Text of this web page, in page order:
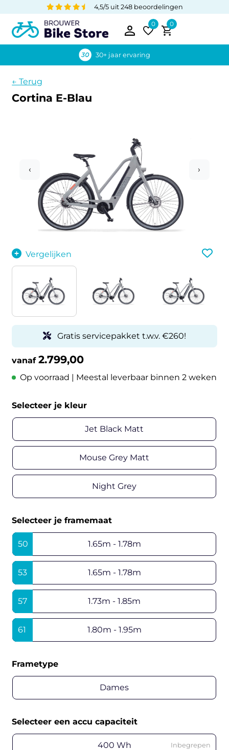
4,5/5 uit 248 beoordelingen
0 0
30+ jaar ervaring
← Terug
Cortina E-Blau
Vergelijken
‹ ›
Gratis servicepakket t.w.v. €260!
vanaf2.799,00
Op voorraad | Meestal leverbaar binnen 2 weken
Selecteer je kleur
Jet Black Matt
Mouse Grey Matt
Night Grey
Selecteer je framemaat
50 1.65m - 1.78m
53 1.65m - 1.78m
57 1.73m - 1.85m
61 1.80m - 1.95m
Frametype
Dames
Selecteer een accu capaciteit
400 Wh Inbegrepen